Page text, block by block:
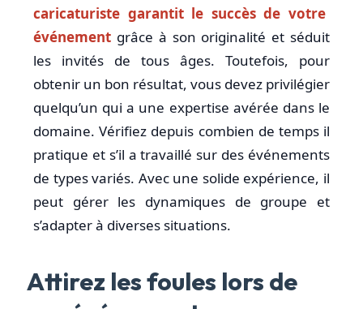
caricaturiste garantit le succès de votre
événement grâce à son originalité et séduit
les invités de tous âges. Toutefois, pour
obtenir un bon résultat, vous devez privilégier
quelqu’un qui a une expertise avérée dans le
domaine. Vérifiez depuis combien de temps il
pratique et s’il a travaillé sur des événements
de types variés. Avec une solide expérience, il
peut gérer les dynamiques de groupe et
s’adapter à diverses situations.
Attirez les foules lors de